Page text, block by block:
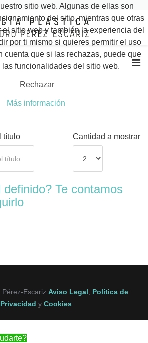
título Cantidad a mostrar
Te contamos
Escariz Aviso Legal
Política de
Privacidad y Cookies
sitio web. Algunas de ellas son
del sitio, mientras que otras
el sitio web y también la experiencia del
por ti mismo si quieres permitir el uso
cuenta que si las rechazas, puede que
las funcionalidades del sitio web.
Rechazar
Más información